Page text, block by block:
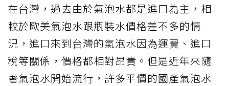
在台灣，過去由於氣泡水都是進口為主，相
較於歐美氣泡水跟瓶裝水價格差不多的情
況，進口來到台灣的氣泡水因為運費、進口
稅等關係，價格都相對昂貴。但是近年來隨
著氣泡水開始流行，許多平價的國產氣泡水